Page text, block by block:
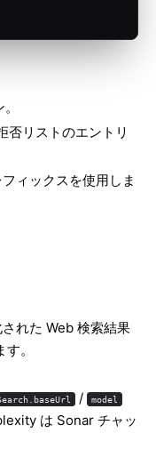
否リストのエントリ
ィックスを使用しま
れた Web 検索結果
。
/ model
は Sonar チャッ